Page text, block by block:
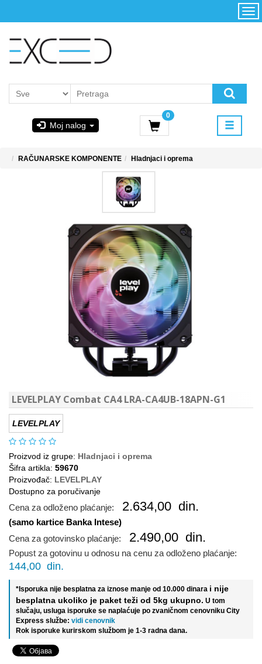
Moj nalog
0
Početna
korišćenja i
& STEAM
MICROSOFT
RAČUNARSKE KOMPONENTE Hladnjaci i oprema
LEVELPLAY Combat CA4 LRA-CA4UB-18APN-G1
LEVELPLAY
Proizvod iz grupe: Hladnjaci i oprema
Šifra artikla: 59670
Proizvođač: LEVELPLAY
Dostupno za poručivanje
Cena za odloženo plaćanje: 2.634,00 din.
(samo kartice Banka Intese)
Cena za gotovinsko plaćanje:
2.490,00 din.
Popust za gotovinu u odnosu na cenu za odloženo plaćanje:
144,00 din.
*Isporuka nije besplatna za iznose manje od 10.000 dinara i nije
besplatna ukoliko je paket teži od 5kg ukupno. U tom
slučaju, usluga isporuke se naplaćuje po zvaničnom cenovniku City
Express službe: vidi cenovnik
Rok isporuke kurirskom službom je 1-3 radna dana.